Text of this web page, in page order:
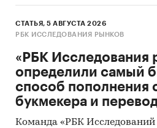
СТАТЬЯ, 5 АВГУСТА 2026
РБК ИССЛЕДОВАНИЯ РЫНКОВ
«РБК Исследования
определили самый
способ пополнения
букмекера и
Команда «РБК